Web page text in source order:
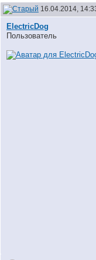
16.04.2014,
ElectricDog
Пользователь